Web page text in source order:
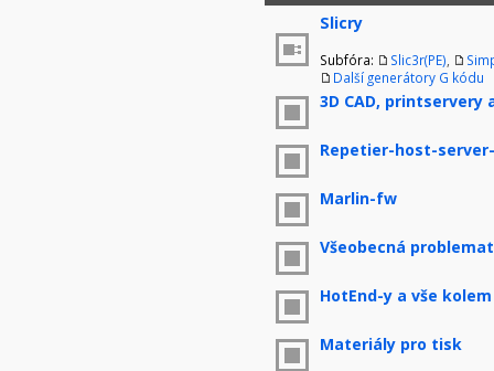
Slicry
Subfóra: Slic3r(PE)
Další generátory G kódu
3D CAD, printservery
Repetier-host-
Marlin-fw
Všeobecná
HotEnd-y a vše kolem
Materiály pro tisk